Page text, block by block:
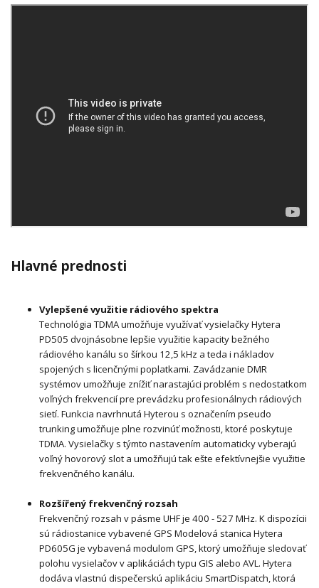
Hlavné prednosti
Vylepšené využitie rádiového spektra
Technológia TDMA umožňuje využívať vysielačky Hytera
PD505 dvojnásobne lepšie využitie kapacity bežného
rádiového kanálu so šírkou 12,5 kHz a teda i nákladov
spojených s licenčnými poplatkami. Zavádzanie DMR
systémov umožňuje znížiť narastajúci problém s nedostatkom
voľných frekvencií pre prevádzku profesionálnych rádiových
sietí. Funkcia navrhnutá Hyterou s označením pseudo
trunking umožňuje plne rozvinúť možnosti, ktoré poskytuje
TDMA. Vysielačky s týmto nastavením automaticky vyberajú
voľný hovorový slot a umožňujú tak ešte efektívnejšie využitie
frekvenčného kanálu.
Rozšířený frekvenčný rozsah
Frekvenčný rozsah v pásme UHF je 400 - 527 MHz. K dispozícii
sú rádiostanice vybavené GPS Modelová stanica Hytera
PD605G je vybavená modulom GPS, ktorý umožňuje sledovať
polohu vysielačov v aplikáciách typu GIS alebo AVL. Hytera
dodáva vlastnú dispečerskú aplikáciu SmartDispatch, ktorá